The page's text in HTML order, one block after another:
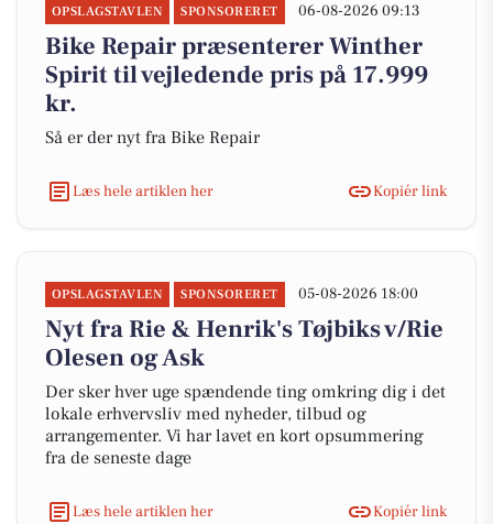
OPSLAGSTAVLEN SPONSORERET 06-08-2026 09:13
Bike Repair præsenterer Winther
Spirit til vejledende pris på 17.999
kr.
Så er der nyt fra Bike Repair
Læs hele artiklen her Kopiér link
OPSLAGSTAVLEN SPONSORERET 05-08-2026 18:00
Nyt fra Rie & Henrik's Tøjbiks v/Rie
Olesen og Ask
Der sker hver uge spændende ting omkring dig i det
lokale erhvervsliv med nyheder, tilbud og
arrangementer. Vi har lavet en kort opsummering
fra de seneste dage
Læs hele artiklen her Kopiér link